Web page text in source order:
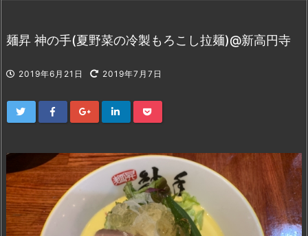
麺昇 神の手(夏野菜の冷製もろこし拉麺)@新高円寺
2019年6月21日 2019年7月7日